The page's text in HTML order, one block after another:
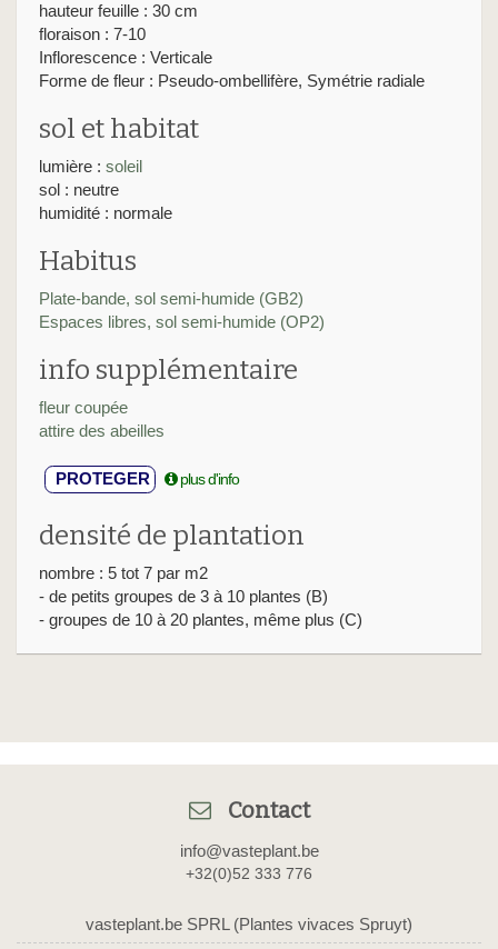
hauteur feuille : 30 cm
floraison : 7-10
Inflorescence : Verticale
Forme de fleur : Pseudo-ombellifère, Symétrie radiale
sol et habitat
lumière : soleil
sol : neutre
humidité : normale
Habitus
Plate-bande, sol semi-humide (GB2)
Espaces libres, sol semi-humide (OP2)
info supplémentaire
fleur coupée
attire des abeilles
PROTEGER plus d'info
densité de plantation
nombre : 5 tot 7 par m2
- de petits groupes de 3 à 10 plantes (B)
- groupes de 10 à 20 plantes, même plus (C)
Contact
info@vasteplant.be
+32(0)52 333 776
vasteplant.be SPRL (Plantes vivaces Spruyt)